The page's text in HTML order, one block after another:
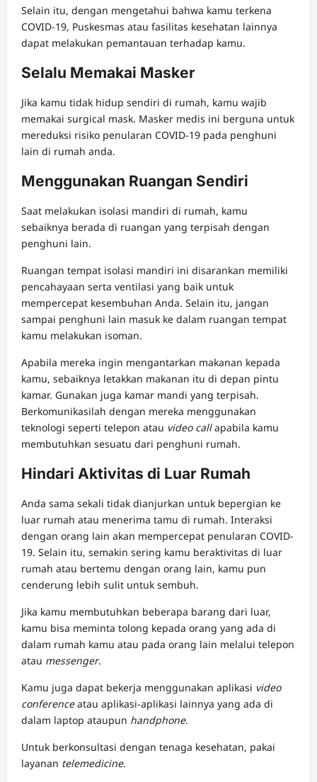
Selain itu, dengan mengetahui bahwa kamu terkena
COVID-19, Puskesmas atau fasilitas kesehatan lainnya
dapat melakukan pemantauan terhadap kamu.
Selalu Memakai Masker
Jika kamu tidak hidup sendiri di rumah, kamu wajib
memakai surgical mask. Masker medis ini berguna untuk
mereduksi risiko penularan COVID-19 pada penghuni
lain di rumah anda.
Menggunakan Ruangan Sendiri
Saat melakukan isolasi mandiri di rumah, kamu
sebaiknya berada di ruangan yang terpisah dengan
penghuni lain.
Ruangan tempat isolasi mandiri ini disarankan memiliki
pencahayaan serta ventilasi yang baik untuk
mempercepat kesembuhan Anda. Selain itu, jangan
sampai penghuni lain masuk ke dalam ruangan tempat
kamu melakukan isoman.
Apabila mereka ingin mengantarkan makanan kepada
kamu, sebaiknya letakkan makanan itu di depan pintu
kamar. Gunakan juga kamar mandi yang terpisah.
Berkomunikasilah dengan mereka menggunakan
teknologi seperti telepon atau video callapabila kamu
membutuhkan sesuatu dari penghuni rumah.
Hindari Aktivitas di Luar Rumah
Anda sama sekali tidak dianjurkan untuk bepergian ke
luar rumah atau menerima tamu di rumah. Interaksi
dengan orang lain akan mempercepat penularan COVID-
19. Selain itu, semakin sering kamu beraktivitas di luar
rumah atau bertemu dengan orang lain, kamu pun
cenderung lebih sulit untuk sembuh.
Jika kamu membutuhkan beberapa barang dari luar,
kamu bisa meminta tolong kepada orang yang ada di
dalam rumah kamu atau pada orang lain melalui telepon
atau messenger.
Kamu juga dapat bekerja menggunakan aplikasi video
conferenceatau aplikasi-aplikasi lainnya yang ada di
dalam laptop ataupun handphone.
Untuk berkonsultasi dengan tenaga kesehatan, pakai
layanan telemedicine.